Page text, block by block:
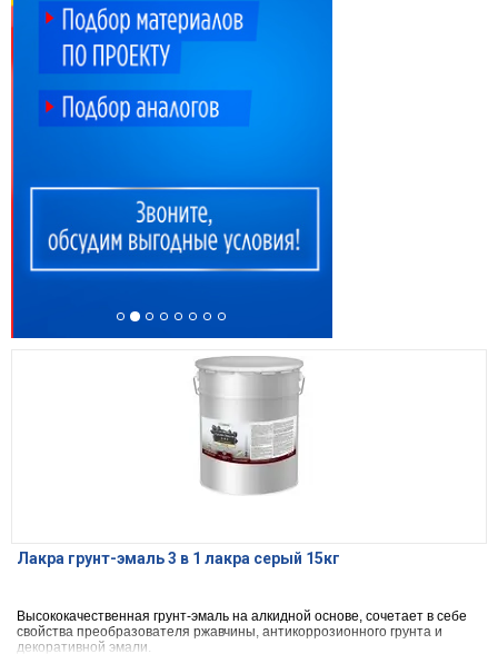
Лакра грунт-эмаль 3 в 1 лакра серый 15кг
Высококачественная грунт-эмаль на алкидной основе, сочетает в себе
свойства преобразователя ржавчины, антикоррозионного грунта и
декоративной эмали.